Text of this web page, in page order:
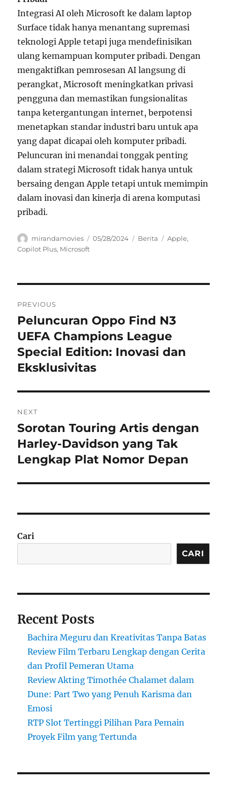
Integrasi AI oleh Microsoft ke dalam laptop
Surface tidak hanya menantang supremasi
teknologi Apple tetapi juga mendefinisikan
ulang kemampuan komputer pribadi. Dengan
mengaktifkan pemrosesan AI langsung di
perangkat, Microsoft meningkatkan privasi
pengguna dan memastikan fungsionalitas
tanpa ketergantungan internet, berpotensi
menetapkan standar industri baru untuk apa
yang dapat dicapai oleh komputer pribadi.
Peluncuran ini menandai tonggak penting
dalam strategi Microsoft tidak hanya untuk
bersaing dengan Apple tetapi untuk memimpin
dalam inovasi dan kinerja di arena komputasi
pribadi.
Author
mirandamovies
Posted
05/28/2024 Categories
Berita Tags
Apple,
Copilot Plus, Microsoft
pos
PREVIOUS
Previous
post:
Peluncuran Oppo Find N3
UEFA Champions League
Special Edition: Inovasi dan
Eksklusivitas
NEXT
Next
post:
Sorotan Touring Artis dengan
Harley-Davidson yang Tak
Lengkap Plat Nomor Depan
Cari
CARI
Recent Posts
Bachira Meguru dan Kreativitas Tanpa Batas
Review Film Terbaru Lengkap dengan Cerita
dan Profil Pemeran Utama
Review Akting Timothée Chalamet dalam
Dune: Part Two yang Penuh Karisma dan
Emosi
RTP Slot Tertinggi Pilihan Para Pemain
Proyek Film yang Tertunda